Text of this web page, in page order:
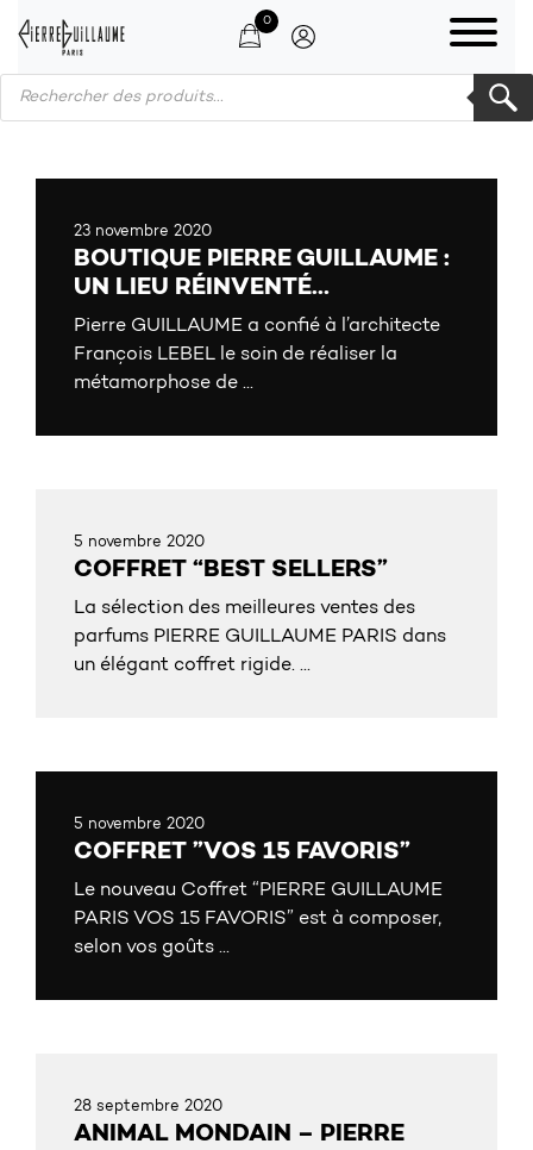
0
Products search
23 novembre 2020
BOUTIQUE PIERRE GUILLAUME :
UN LIEU RÉINVENTÉ…
Pierre GUILLAUME a confié à l’architecte
François LEBEL le soin de réaliser la
métamorphose de ...
5 novembre 2020
COFFRET “BEST SELLERS”
La sélection des meilleures ventes des
parfums PIERRE GUILLAUME PARIS dans
un élégant coffret rigide. ...
5 novembre 2020
COFFRET ”VOS 15 FAVORIS”
Le nouveau Coffret “PIERRE GUILLAUME
PARIS VOS 15 FAVORIS” est à composer,
selon vos goûts ...
28 septembre 2020
ANIMAL MONDAIN – PIERRE